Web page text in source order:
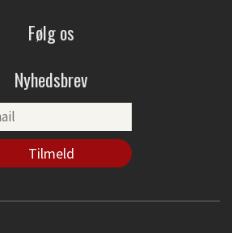
Følg os
Nyhedsbrev